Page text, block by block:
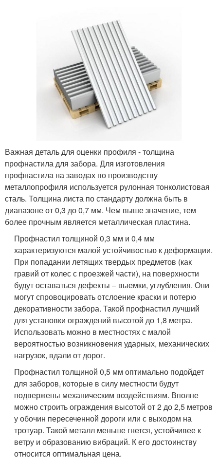
Важная деталь для оценки профиля - толщина
профнастила для забора. Для изготовления
профнастила на заводах по производству
металлопрофиля используется рулонная тонколистовая
сталь. Толщина листа по стандарту должна быть в
диапазоне от 0,3 до 0,7 мм. Чем выше значение, тем
более прочным является металлическая пластина.
Профнастил толщиной 0,3 мм и 0,4 мм
характеризуются малой устойчивостью к деформации.
При попадании летящих твердых предметов (как
гравий от колес с проезжей части), на поверхности
будут оставаться дефекты – выемки, углубления. Они
могут спровоцировать отслоение краски и потерю
декоративности забора. Такой профнастил лучший
для установки ограждений высотой до 1,8 метра.
Использовать можно в местностях с малой
вероятностью возникновения ударных, механических
нагрузок, вдали от дорог.
Профнастил толщиной 0,5 мм оптимально подойдет
для заборов, которые в силу местности будут
подвержены механическим воздействиям. Вполне
можно строить ограждения высотой от 2 до 2,5 метров
у обочин пересеченной дороги или с выходом на
тротуар. Такой металл меньше гнется, устойчивее к
ветру и образованию вибраций. К его достоинству
относится оптимальная цена.